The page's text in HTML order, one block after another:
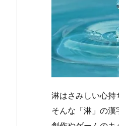
淋はさみしい心持
そんな「淋」の漢